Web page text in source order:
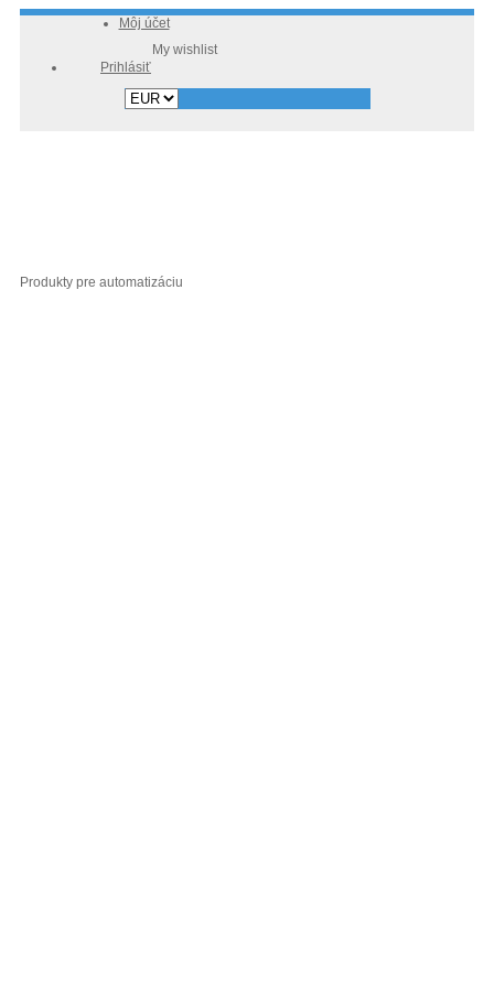
Môj účet
Prihlásiť
Produkty pre automatizáciu